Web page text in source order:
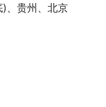
、贵州、北京